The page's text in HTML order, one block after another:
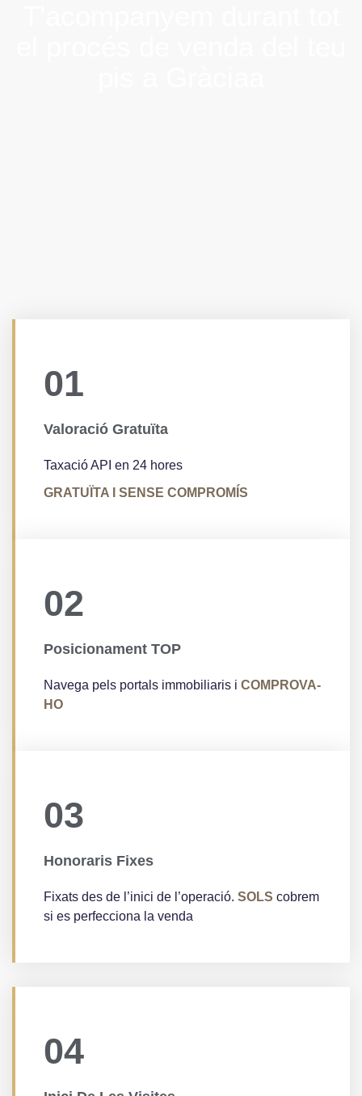
01
Valoració Gratuïta
Taxació API en 24 hores
GRATUÏTA I SENSE COMPROMÍS
02
Posicionament TOP
Navega pels portals immobiliaris i COMPROVA-
HO
03
Honoraris Fixes
Fixats des de l’inici de l’operació. SOLS cobrem
si es perfecciona la venda
04